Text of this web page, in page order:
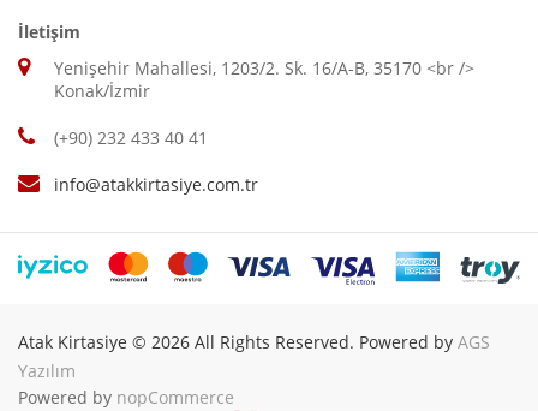
İletişim
Yenişehir Mahallesi, 1203/2. Sk. 16/A-B, 35170 <br />
Konak/İzmir
(+90) 232 433 40 41
info@atakkirtasiye.com.tr
Atak Kirtasiye © 2026 All Rights Reserved. Powered by AGS
Yazılım
Powered by nopCommerce